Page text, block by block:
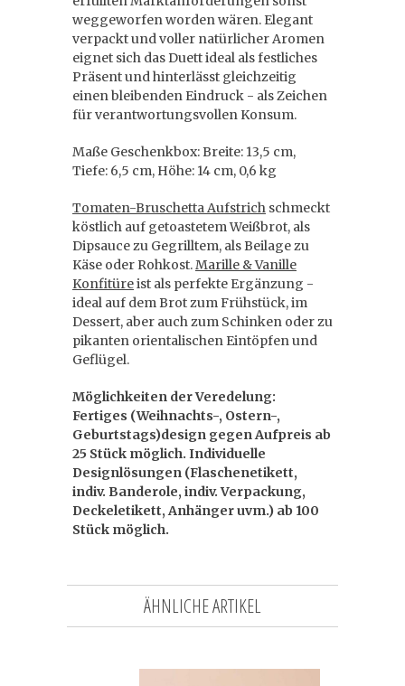
weggeworfen worden wären. Elegant
verpackt und voller natürlicher Aromen
eignet sich das Duett ideal als festliches
Präsent und hinterlässt gleichzeitig
einen bleibenden Eindruck - als Zeichen
für verantwortungsvollen Konsum.
Maße Geschenkbox: Breite: 13,5 cm,
Tiefe: 6,5 cm, Höhe: 14 cm, 0,6 kg
Tomaten-Bruschetta Aufstrich schmeckt
köstlich auf getoastetem Weißbrot, als
Dipsauce zu Gegrilltem, als Beilage zu
Käse oder Rohkost.Marille & Vanille
Konfitüreist als perfekte Ergänzung -
ideal auf dem Brot zum Frühstück, im
Dessert, aber auch zum Schinken oder zu
pikanten orientalischen Eintöpfen und
Geflügel.
Möglichkeiten der Veredelung:
Fertiges (Weihnachts-, Ostern-,
Geburtstags)design gegen Aufpreis ab
25 Stück möglich. Individuelle
Designlösungen (Flaschenetikett,
indiv. Banderole, indiv. Verpackung,
Deckeletikett, Anhänger uvm.) ab 100
Stück möglich.
ÄHNLICHE ARTIKEL